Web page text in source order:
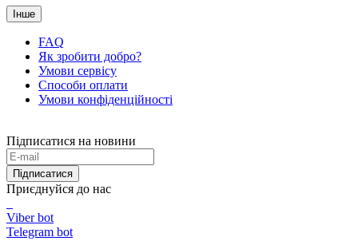
Інше
FAQ
Як зробити добро?
Умови сервісу
Способи оплати
Умови конфіденційності
Підписатися на новини
Підписатися
Приєднуйся до нас
Viber bot
Telegram bot